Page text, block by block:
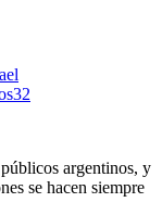
32
argentinos, y
se hacen siempre